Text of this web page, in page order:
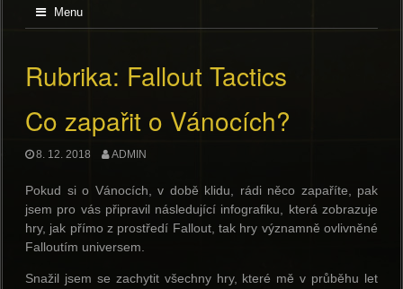
Menu
Rubrika: Fallout Tactics
Co zapařit o Vánocích?
8. 12. 2018 ADMIN
Pokud si o Vánocích, v době klidu, rádi něco zapaříte, pak
jsem pro vás připravil následující infografiku, která zobrazuje
hry, jak přímo z prostředí Fallout, tak hry významně ovlivněné
Falloutím universem.
Snažil jsem se zachytit všechny hry, které mě v průběhu let